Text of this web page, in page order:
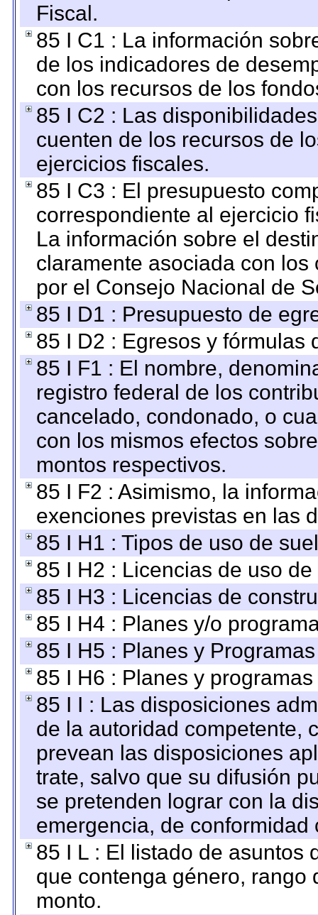
Fiscal.
85 I C1 : La información
de los indicadores de
con los recursos de los
85 I C2 : Las
cuenten de los recursos de
ejercicios fiscales.
85 I C3 : El presupuesto
correspondiente al ejercicio
La información sobre el
claramente asociada con
por el Consejo Nacional de
85 I D1 : Presupuesto de
85 I D2 : Egresos y fórmulas
85 I F1 : El nombre,
registro federal de los
cancelado, condonado, o
con los mismos efectos
montos respectivos.
85 I F2 : Asimismo, la
exenciones previstas en las
85 I H1 : Tipos de uso de
85 I H2 : Licencias de uso
85 I H3 : Licencias de
85 I H4 : Planes y/o
85 I H5 : Planes y
85 I H6 : Planes y
85 I I : Las disposiciones
de la autoridad competente,
prevean las disposiciones
trate, salvo que su difusión
se pretenden lograr con la
emergencia, de
85 I L : El listado de asuntos
que contenga género, rango
monto.